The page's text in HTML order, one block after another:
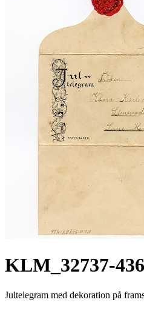
KLM_32737-
Jultelegram med dekoration på